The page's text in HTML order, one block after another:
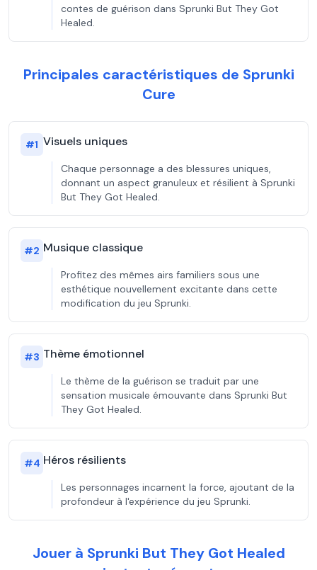
contes de guérison dans Sprunki But They Got
Healed.
Principales caractéristiques de Sprunki
Cure
#1 Visuels uniques
Chaque personnage a des blessures uniques,
donnant un aspect granuleux et résilient à Sprunki
But They Got Healed.
#2 Musique classique
Profitez des mêmes airs familiers sous une
esthétique nouvellement excitante dans cette
modification du jeu Sprunki.
#3 Thème émotionnel
Le thème de la guérison se traduit par une
sensation musicale émouvante dans Sprunki But
They Got Healed.
#4 Héros résilients
Les personnages incarnent la force, ajoutant de la
profondeur à l'expérience du jeu Sprunki.
Jouer à Sprunki But They Got Healed